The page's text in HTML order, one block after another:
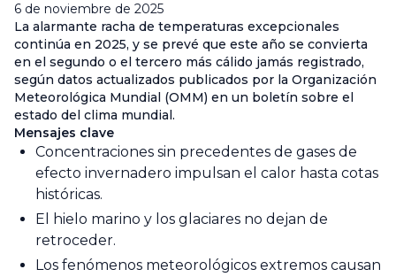
6 de noviembre de 2025
La alarmante racha de temperaturas excepcionales
continúa en 2025, y se prevé que este año se convierta
en el segundo o el tercero más cálido jamás registrado,
según datos actualizados publicados por la Organización
Meteorológica Mundial (OMM) en un boletín sobre el
estado del clima mundial.
Mensajes clave
Concentraciones sin precedentes de gases de
efecto invernadero impulsan el calor hasta cotas
históricas.
El hielo marino y los glaciares no dejan de
retroceder.
Los fenómenos meteorológicos extremos causan